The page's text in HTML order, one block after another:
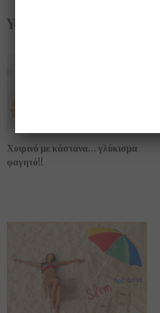
You May Also Like
Χοιρινό με κάστανα… γλύκισμα
φαγητό!!